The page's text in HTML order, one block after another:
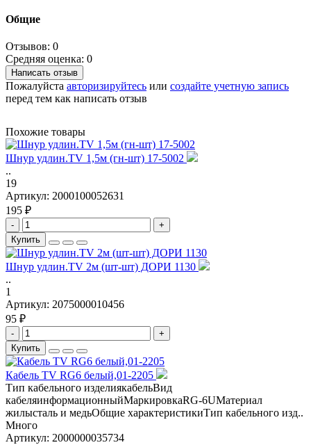
Общие
Отзывов: 0
Средняя оценка: 0
Написать отзыв
Пожалуйста авторизируйтесь или создайте учетную запись
перед тем как написать отзыв
Похожие товары
Шнур удлин.TV 1,5м (гн-шт) 17-5002
..
19
Артикул: 2000100052631
195 ₽
-
+
Купить
Шнур удлин.TV 2м (шт-шт) ДОРИ 1130
..
1
Артикул: 2075000010456
95 ₽
-
+
Купить
Кабель TV RG6 белый,01-2205
Тип кабельного изделиякабельВид
кабеляинформационныйМаркировкаRG-6UМатериал
жилысталь и медьОбщие характеристикиТип кабельного изд..
Много
Артикул: 2000000035734